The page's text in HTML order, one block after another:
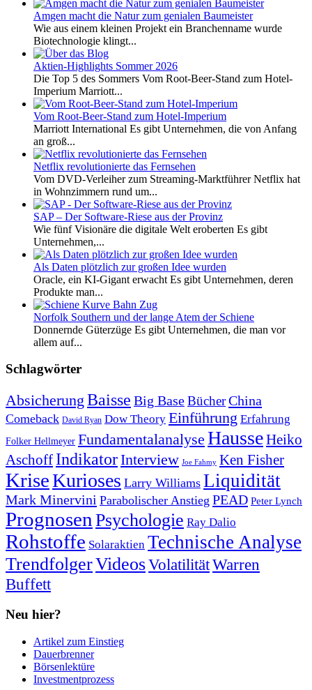
Amgen macht die Natur zum genialen Baumeister
Wie aus einem kleinen Projekt ein Branchenname wurde
Biotechnologie klingt...
Aktien-Highlights Sommer 2026
Die Top 5 des Sommers Vom Root-Beer-Stand zum Hotel-
Imperium Marriott...
Vom Root-Beer-Stand zum Hotel-Imperium
Marriott International Es gibt Unternehmen, die von Anfang
an groß...
Netflix revolutionierte das Fernsehen
Vom DVD-Verleiher zum Streaming-Marktführer Netflix hat
in Wohnzimmern rund um...
SAP – Der Software-Riese aus der Provinz
Wie fünf Visionäre die digitale Welt eroberten Es gibt
Unternehmen,...
Als Daten plötzlich zur großen Idee wurden
Oracle, ein KI-Gigant erwacht Es gibt Unternehmen, deren
Produkte man...
Norfolk Southern und der lange Atem der Schiene
Donnernde Güterzüge Es gibt Unternehmen, die man vor
allem auf...
Schlagwörter
Absicherung Baisse Big BaseBücherChina
Comeback David Ryan Dow Theory Einführung Erfahrung
Folker Hellmeyer Fundamentalanalyse HausseHeiko
Aschoff IndikatorInterview Joe Fahmy Ken Fisher
KriseKurioses Larry Williams Liquidität
Mark Minervini Parabolischer Anstieg PEAD Peter Lynch
Prognosen Psychologie Ray Dalio
Rohstoffe Solaraktien Technische Analyse
TrendfolgerVideosVolatilitätWarren
Buffett
Neu hier?
Artikel zum Einstieg
Dauerbrenner
Börsenlektüre
Investmentprozess